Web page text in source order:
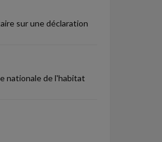
sur une déclaration
nationale de l'habitat